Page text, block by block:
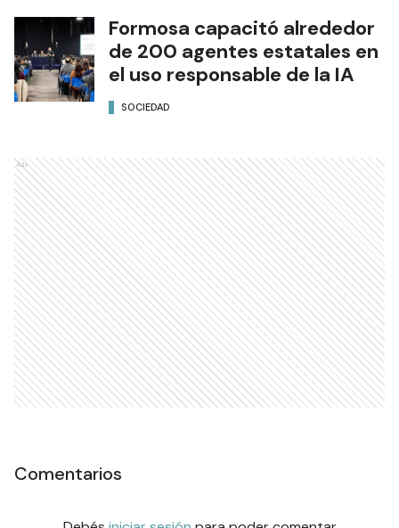
Formosa capacitó alrededor
de 200 agentes estatales en
el uso responsable de la IA
SOCIEDAD
Ads
Comentarios